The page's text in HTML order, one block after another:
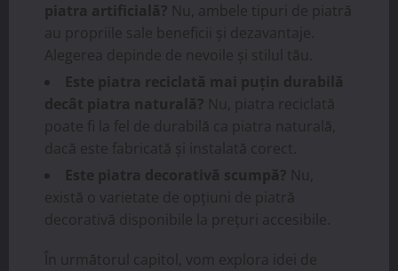
piatra artificială? Nu, ambele tipuri de piatră
au propriile sale beneficii și dezavantaje.
Alegerea depinde de nevoile și stilul tău.
Este piatra reciclată mai puțin durabilă
decât piatra naturală? Nu, piatra reciclată
poate fi la fel de durabilă ca piatra naturală,
dacă este fabricată și instalată corect.
Este piatra decorativă scumpă? Nu,
există o varietate de opțiuni de piatră
decorativă disponibile la prețuri accesibile.
În următorul capitol, vom explora idei de